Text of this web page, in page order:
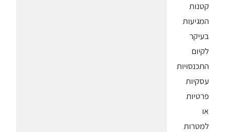
קטנות
המגיעות
בעיקר
לקיום
התכנסויות
עסקיות
פרטיות
או
למטרות